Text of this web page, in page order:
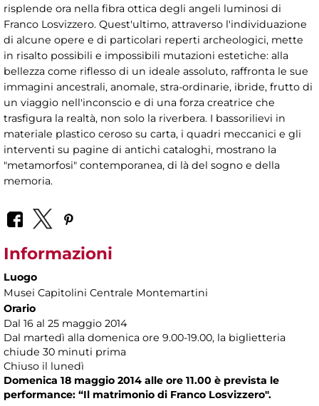
risplende ora nella fibra ottica degli angeli luminosi di
Franco Losvizzero. Quest'ultimo, attraverso l'individuazione
di alcune opere e di particolari reperti archeologici, mette
in risalto possibili e impossibili mutazioni estetiche: alla
bellezza come riflesso di un ideale assoluto, raffronta le sue
immagini ancestrali, anomale, stra-ordinarie, ibride, frutto di
un viaggio nell'inconscio e di una forza creatrice che
trasfigura la realtà, non solo la riverbera. I bassorilievi in
materiale plastico ceroso su carta, i quadri meccanici e gli
interventi su pagine di antichi cataloghi, mostrano la
"metamorfosi" contemporanea, di là del sogno e della
memoria.
Informazioni
Luogo
Musei Capitolini Centrale Montemartini
Orario
Dal 16 al 25 maggio 2014
Dal martedì alla domenica ore 9.00-19.00, la biglietteria
chiude 30 minuti prima
Chiuso il lunedì
Domenica 18 maggio 2014 alle ore 11.00 è prevista le
performance: “Il matrimonio di Franco Losvizzero".